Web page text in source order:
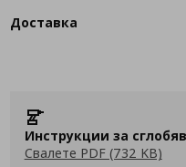
Доставка
Инструкции за
Свалете PDF (732 KB)